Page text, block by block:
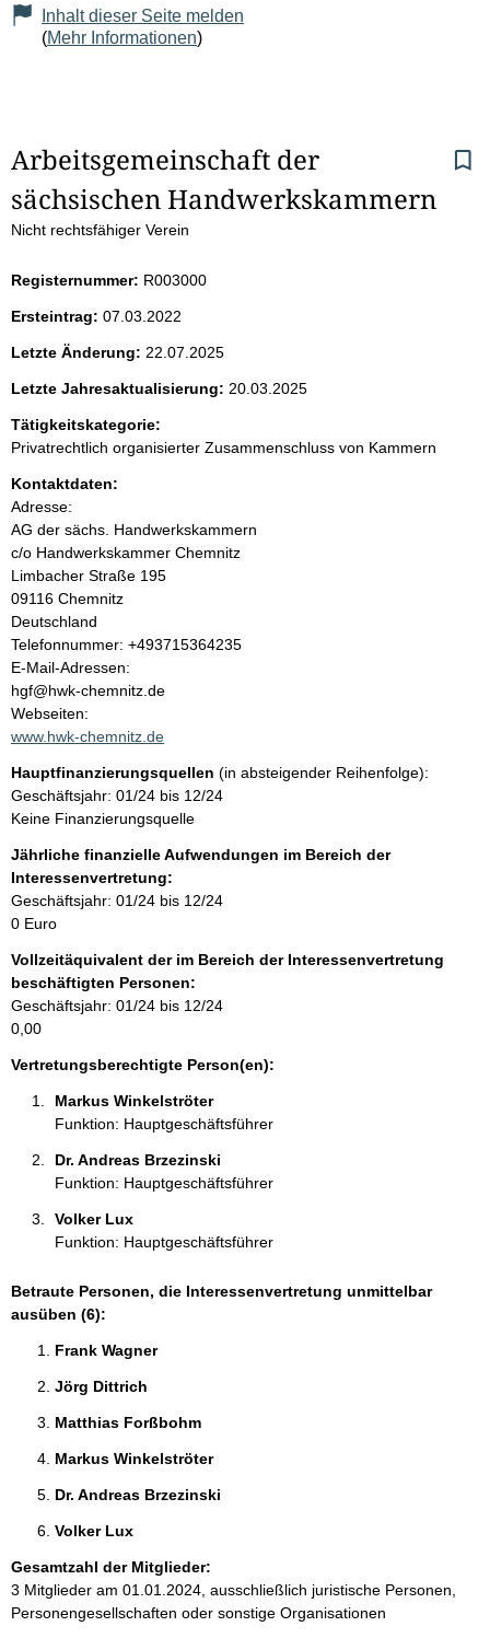
Inhalt dieser Seite melden
(Mehr Informationen)
S
e
t
e
n
i
n
h
a
l
t
Arbeitsgemeinschaft der
sächsischen Handwerkskammern
Nicht rechtsfähiger Verein
Registernummer: R003000
Ersteintrag: 07.03.2022
Letzte Änderung: 22.07.2025
Letzte Jahresaktualisierung: 20.03.2025
Tätigkeitskategorie:
Privatrechtlich organisierter Zusammenschluss von Kammern
Kontaktdaten:
Adresse:
AG der sächs. Handwerkskammern
c/o Handwerkskammer Chemnitz
Limbacher Straße 195
09116 Chemnitz
Deutschland
K
o
n
t
a
t
i
n
f
o
r
m
t
i
o
n
e
Telefonnummer: +493715364235
E-Mail-Adressen:
hgf@hwk-chemnitz.de
Webseiten:
www.hwk-chemnitz.de
Hauptfinanzierungsquellen (in absteigender Reihenfolge):
Geschäftsjahr: 01/24 bis 12/24
Keine Finanzierungsquelle
Jährliche finanzielle Aufwendungen im Bereich der
Interessenvertretung:
Geschäftsjahr: 01/24 bis 12/24
0 Euro
Vollzeitäquivalent der im Bereich der Interessenvertretung
beschäftigten Personen:
Geschäftsjahr: 01/24 bis 12/24
0,00
Vertretungsberechtigte Person(en):
Markus Winkelströter
Funktion: Hauptgeschäftsführer
Dr. Andreas Brzezinski
Funktion: Hauptgeschäftsführer
Volker Lux
Funktion: Hauptgeschäftsführer
Betraute Personen, die Interessenvertretung unmittelbar
ausüben (6):
Frank Wagner
Jörg Dittrich
Matthias Forßbohm
Markus Winkelströter
Dr. Andreas Brzezinski
Volker Lux
Gesamtzahl der Mitglieder:
3 Mitglieder am 01.01.2024, ausschließlich juristische Personen,
Personengesellschaften oder sonstige Organisationen